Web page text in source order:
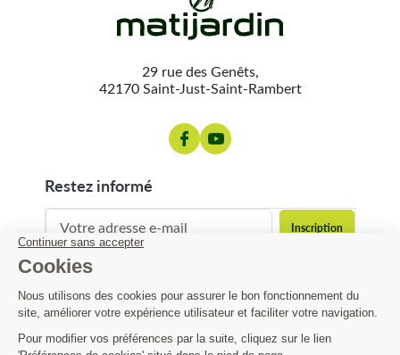
29 rue des Genêts,
42170 Saint-Just-Saint-Rambert
restez informé
contact@matijardin.fr 04 81 120 120
Matijardin